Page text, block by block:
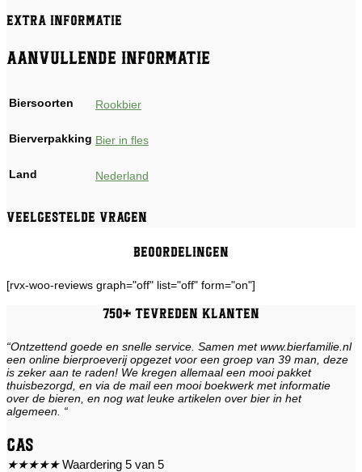
Extra informatie
Aanvullende informatie
Biersoorten Rookbier
Bierverpakking Bier in fles
Land Nederland
Veelgestelde vragen
Beoordelingen
[rvx-woo-reviews graph="off" list="off" form="on"]
750+ tevreden klanten
“Ontzettend goede en snelle service. Samen met www.bierfamilie.nl
een online bierproeverij opgezet voor een groep van 39 man, deze
is zeker aan te raden! We kregen allemaal een mooi pakket
thuisbezorgd, en via de mail een mooi boekwerk met informatie
over de bieren, en nog wat leuke artikelen over bier in het
algemeen. “
Cas
★★★★★ Waardering 5 van 5